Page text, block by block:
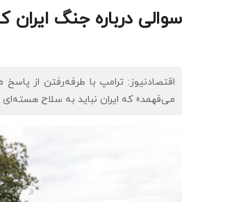
سوالی درباره جنگ
اقتصادنیوز: ترامپ با طرفه‌رفتن از
می‌فهمد» که ایران نباید به سلاح